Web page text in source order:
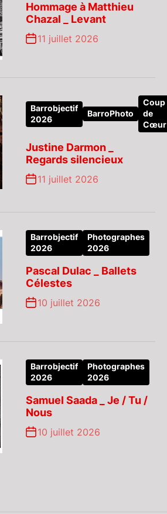
Hommage à Matthieu
Chazal _ Levant
11 juillet 2026
Barrobjectif
2026
BarroPhoto
Coup
de
Cœur
Justine Darmon _
Regards silencieux
11 juillet 2026
Barrobjectif
2026
Photographes
2026
Pascal Dulac _ Ballets
Célestes
10 juillet 2026
Barrobjectif
2026
Photographes
2026
Samuel Saada _ Je / Tu /
Nous
10 juillet 2026